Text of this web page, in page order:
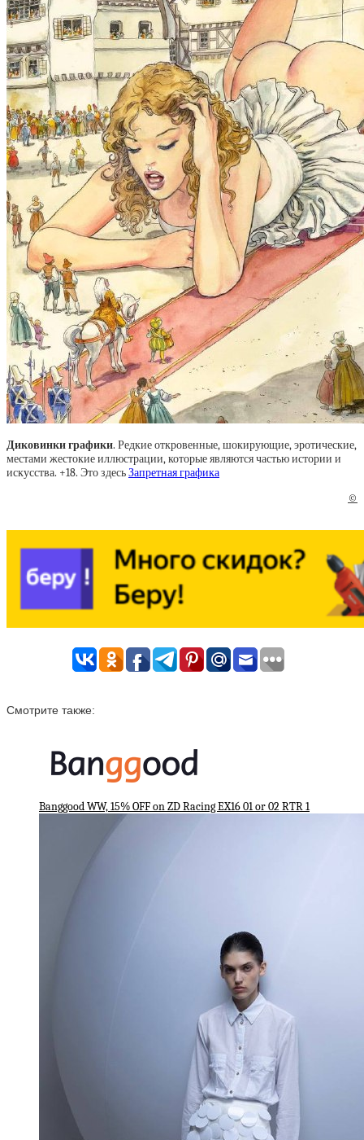
Диковинки графики. Редкие откровенные, шокирующие, эротические,
местами жестокие иллюстрации, которые являются частью истории и
искусства. +18. Это здесьЗапретная графика
©
Смотрите также:
Banggood WW, 15% OFF on ZD Racing EX16 01 or 02 RTR 1